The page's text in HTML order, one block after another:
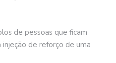
de pessoas que ficam
de reforço de uma